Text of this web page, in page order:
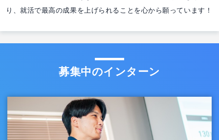
り、就活で最高の成果を上げられることを心から願っています！
募集中のインターン